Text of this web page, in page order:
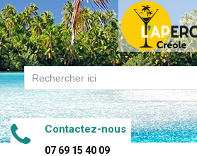
Contactez-nous
07 69 15 40 09